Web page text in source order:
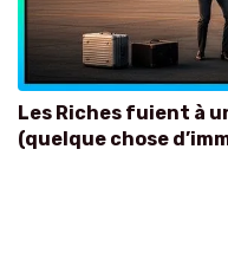
Les Riches fuient à
(quelque chose